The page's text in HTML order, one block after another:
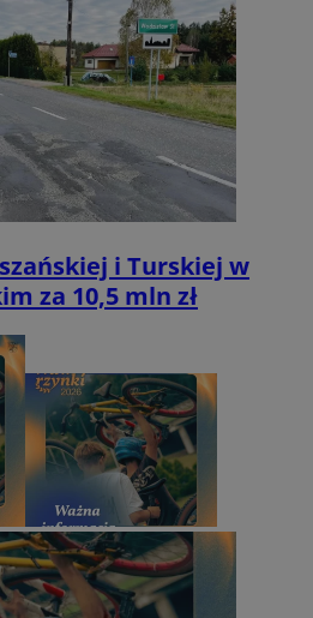
i Turskiej w
za 10,5 mln zł